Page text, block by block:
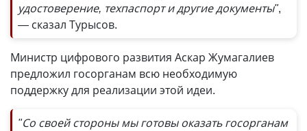
удостоверение, техпаспорт и другие документы",
— сказал Турысов.
Министр цифрового развития Аскар Жумагалиев
предложил госорганам всю необходимую
поддержку для реализации этой идеи.
"Со своей стороны мы готовы оказать госорганам